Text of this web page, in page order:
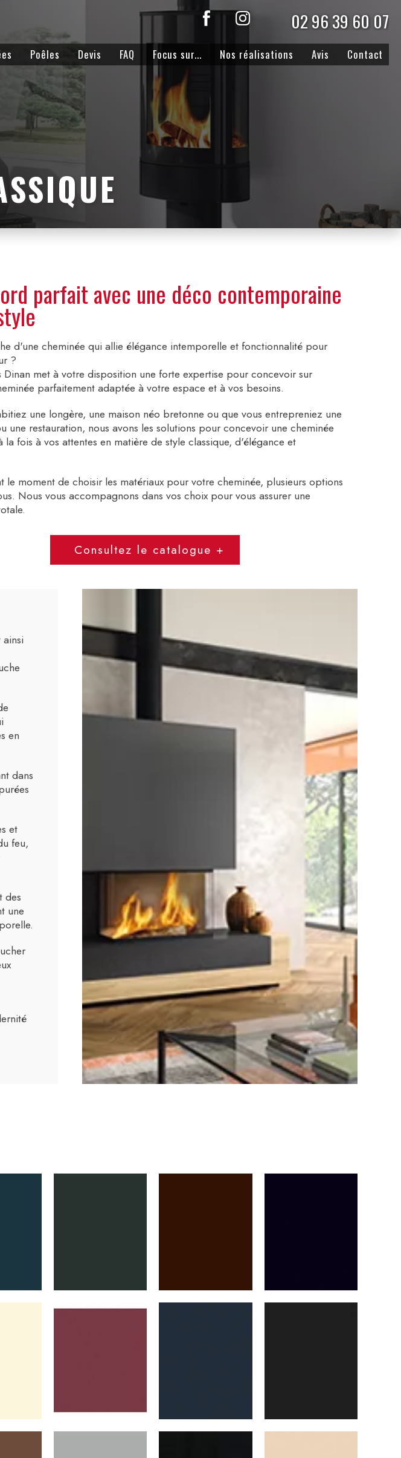
02 96 39 60 07
Poêles Devis FAQ Focus sur... Nos réalisations Avis Contact
parfait avec une déco contemporaine
d'une cheminée qui allie élégance intemporelle et fonctionnalité pour
?
Dinan met à votre disposition une forte expertise pour concevoir sur
parfaitement adaptée à votre espace et à vos besoins.
une longère, une maison néo bretonne ou que vous entrepreniez une
une restauration, nous avons les solutions pour concevoir une cheminée
fois à vos attentes en matière de style classique, d'élégance et
le moment de choisir les matériaux pour votre cheminée, plusieurs options
Nous vous accompagnons dans vos choix pour vous assurer une
Consultez le catalogue +
en
dans
et
feu,
des
une